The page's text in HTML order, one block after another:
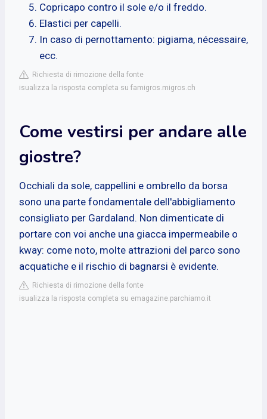
Copricapo contro il sole e/o il freddo.
Elastici per capelli.
In caso di pernottamento: pigiama, nécessaire,
ecc.
Richiesta di rimozione della fonte
isualizza la risposta completa su famigros.migros.ch
Come vestirsi per andare alle
giostre?
Occhiali da sole, cappellini e ombrello da borsa
sono una parte fondamentale dell'abbigliamento
consigliato per Gardaland. Non dimenticate di
portare con voi anche una giacca impermeabile o
kway: come noto, molte attrazioni del parco sono
acquatiche e il rischio di bagnarsi è evidente.
Richiesta di rimozione della fonte
isualizza la risposta completa su emagazine.parchiamo.it